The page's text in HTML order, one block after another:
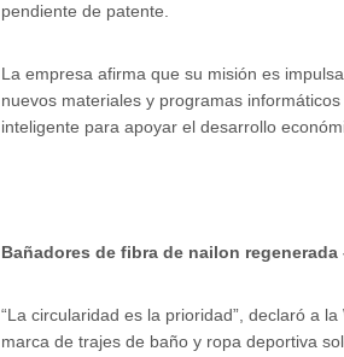
pendiente de patente.
La empresa afirma que su misión es
nuevos materiales y programas
inteligente para apoyar el desarrollo
Bañadores de fibra de nailon regenerada
“La circularidad es la prioridad”, declaró a
marca de trajes de baño y ropa deportiva